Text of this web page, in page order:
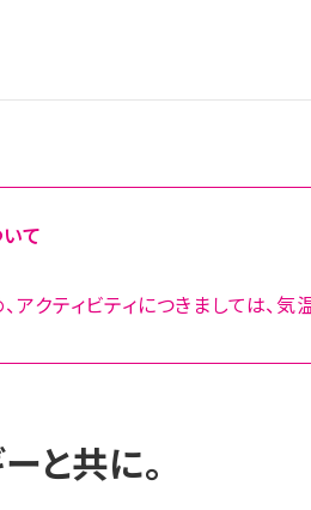
て
アクティビティにつきましては、
と共に。